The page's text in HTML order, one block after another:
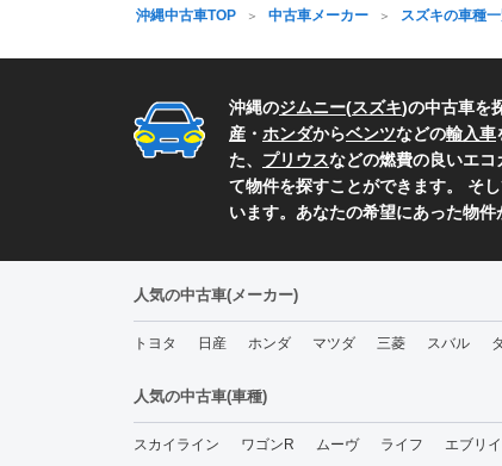
沖縄中古車TOP 中古車メーカー スズキの車種
沖縄のジムニー(スズキ)の中古車を
産 ・ ホンダからベンツなどの輸入車
た、 プリウスなどの燃費の良いエ
て物件を探すことができます。 そし
います。あなたの希望にあった物件
人気の中古車(メーカー)
トヨタ 日産 ホンダ マツダ 三菱 スバル
人気の中古車(車種)
スカイライン ワゴンR ムーヴ ライフ エブリ